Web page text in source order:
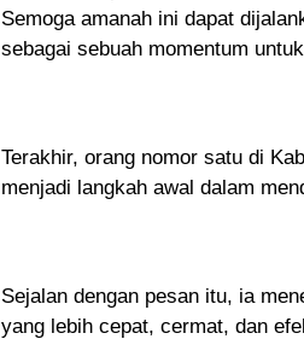
Semoga amanah ini dapat
sebagai sebuah momentum
Terakhir, orang nomor satu di
menjadi langkah awal dalam
Sejalan dengan pesan itu, ia
yang lebih cepat, cermat, dan